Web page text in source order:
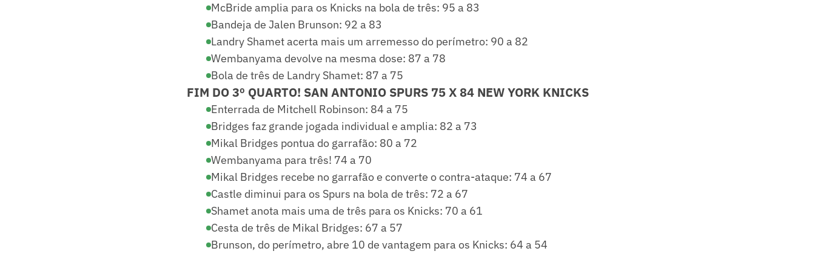
McBride amplia para os Knicks na bola de três: 95 a 83
Bandeja de Jalen Brunson: 92 a 83
Landry Shamet acerta mais um arremesso do perímetro: 90 a 82
Wembanyama devolve na mesma dose: 87 a 78
Bola de três de Landry Shamet: 87 a 75
FIM DO 3º QUARTO! SAN ANTONIO SPURS 75 X 84 NEW YORK KNICKS
Enterrada de Mitchell Robinson: 84 a 75
Bridges faz grande jogada individual e amplia: 82 a 73
Mikal Bridges pontua do garrafão: 80 a 72
Wembanyama para três! 74 a 70
Mikal Bridges recebe no garrafão e converte o contra-ataque: 74 a 67
Castle diminui para os Spurs na bola de três: 72 a 67
Shamet anota mais uma de três para os Knicks: 70 a 61
Cesta de três de Mikal Bridges: 67 a 57
Brunson, do perímetro, abre 10 de vantagem para os Knicks: 64 a 54